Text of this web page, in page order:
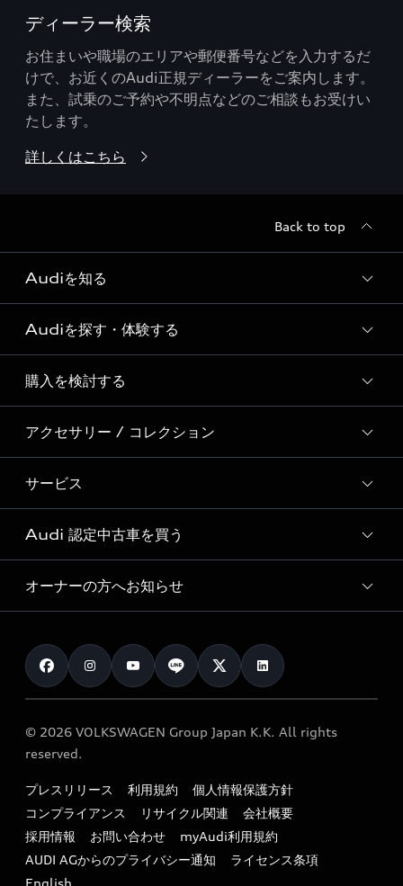
ディーラー検索
お住まいや職場のエリアや郵便番号などを入力するだ
けで、お近くのAudi正規ディーラーをご案内します。
また、試乗のご予約や不明点などのご相談もお受けい
たします。
詳しくはこちら
Back to top
Audiを知る
Audi ブランド
Story of Progress
Audi Sport
Formula 1®
デジタルサービス
Audiを探す・体験する
ディーラー検索
新車在庫検索
試乗車・展示車検索
見積り依頼
試乗予約
購入を検討する
モデル一覧
特別仕様モデル / 限定モデル
e-tronラインアップ
価格シミュレーション
車両比較
カタログ一覧
アクセサリー / コレクション
純正アクセサリー
オンラインショップ
Audi collection
アウディナビアプリ
サービス
サービス入庫予約
サービスプログラム
メンテナンス
車検 / 定期点検
e-tronアフターサポート
myAudi
Audi 認定中古車を買う
Audi認定中古車
クオリティ
保証
メンテナンス
ファイナンス
キャンペーン / イベント
買取査定
オーナーの方へお知らせ
お知らせ
オーナー様向けキャンペーン
特定整備適用車一覧
リサイクル法
よくある質問（FAQ）
© 2026 VOLKSWAGEN Group Japan K.K. All rights
reserved.
プレスリリース 利用規約
個人情報保護方針
コンプライアンス
リサイクル関連
会社概要
採用情報
お問い合わせ
myAudi利用規約
AUDI AGからのプライバシー通知
ライセンス条項
English